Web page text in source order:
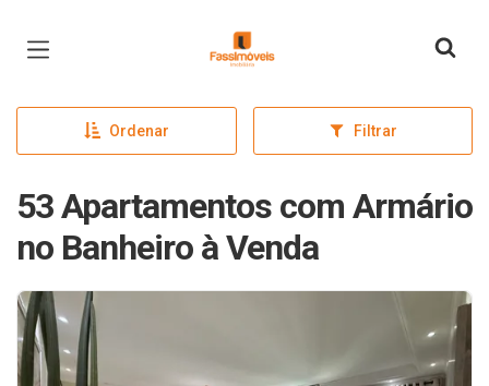
Página inicial
Ordenar Filtrar
53 Apartamentos com Armário
no Banheiro à Venda